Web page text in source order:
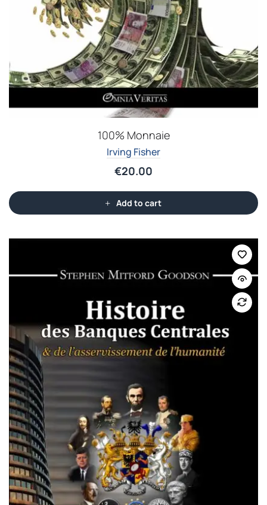
100% Monnaie
Irving Fisher
€20.00
Add to cart